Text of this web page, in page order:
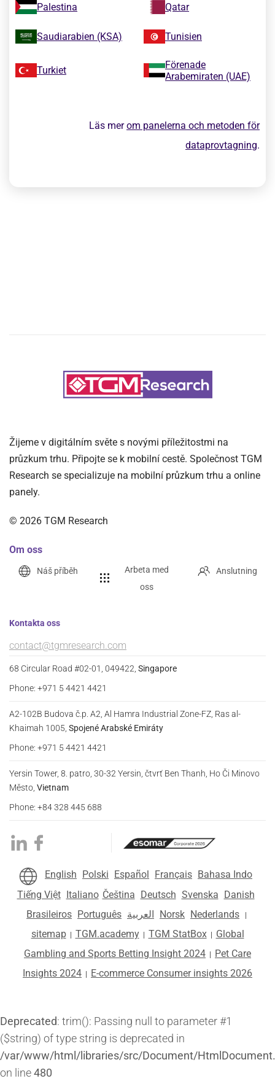
Palestina Qatar
Saudiarabien (KSA) Tunisien
Turkiet
Förenade
Arabemiraten (UAE)
Läs merom panelerna och metoden för
dataprovtagning.
Žijeme v digitálním světe s novými příležitostmi na
průzkum trhu. Připojte se k mobilní cestě. Společnost TGM
Research se specializuje na mobilní průzkum trhu a online
panely.
© 2026 TGM Research
Om oss
Náš příběh
Arbeta med
oss
Anslutning
Kontakta oss
contact@tgmresearch.com
68 Circular Road #02-01, 049422, Singapore
Phone: +971 5 4421 4421
A2-102B Budova č.p. A2, Al Hamra Industrial Zone-FZ, Ras al-
Khaimah 1005, Spojené Arabské Emiráty
Phone: +971 5 4421 4421
Yersin Tower, 8. patro, 30-32 Yersin, čtvrť Ben Thanh, Ho Či Minovo
Město, Vietnam
Phone: +84 328 445 688
English Polski Español Français Bahasa Indo
Tiếng Việt
Italiano Čeština Deutsch Svenska
Danish
Brasileiros Português العربية Norsk Nederlands
sitemap TGM.academy TGM StatBox
Global
Gambling and Sports Betting Insight 2024
Pet Care
Insights 2024
E-commerce Consumer insights 2026
Deprecated: trim(): Passing null to parameter #1
($string) of type string is deprecated in
/var/www/html/libraries/src/Document/
on line480